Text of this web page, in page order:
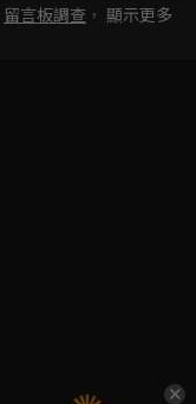
留言板調查 ， 顯示更多